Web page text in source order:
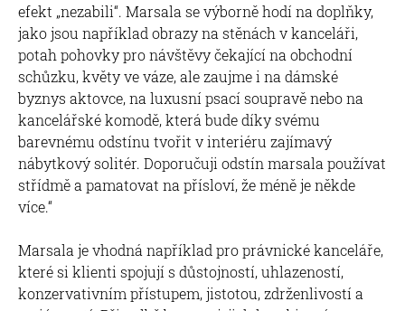
efekt „nezabili“. Marsala se výborně hodí na doplňky,
jako jsou například obrazy na stěnách v kanceláři,
potah pohovky pro návštěvy čekající na obchodní
schůzku, květy ve váze, ale zaujme i na dámské
byznys aktovce, na luxusní psací soupravě nebo na
kancelářské komodě, která bude díky svému
barevnému odstínu tvořit v interiéru zajímavý
nábytkový solitér. Doporučuji odstín marsala používat
střídmě a pamatovat na přísloví, že méně je někde
více.“
Marsala je vhodná například pro právnické kanceláře,
které si klienti spojují s důstojností, uhlazeností,
konzervativním přístupem, jistotou, zdrženlivostí a